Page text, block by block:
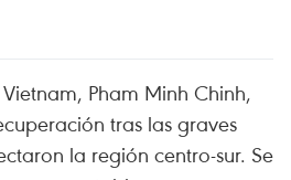
Pham Minh Chinh,
tras las graves
la región centro-sur. Se